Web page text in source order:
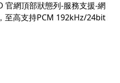
官網頂部狀態列-服務支援-網
至高支持PCM 192kHz/24bit